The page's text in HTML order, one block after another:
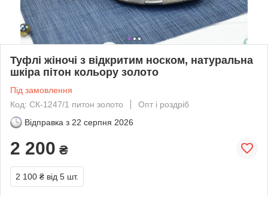
Туфлі жіночі з відкритим носком, натуральна
шкіра пітон кольору золото
Під замовлення
Код: СК-1247/1 питон золото
Опт і роздріб
Відправка з 22 серпня 2026
2 200 ₴
2 100 ₴ від 5 шт.